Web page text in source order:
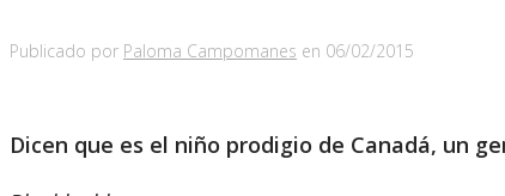
Publicado por Paloma Campomanes en 06/02/2015
Dicen que es el niño prodigio de Canadá, un